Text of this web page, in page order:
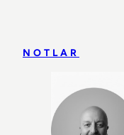
NOTLAR